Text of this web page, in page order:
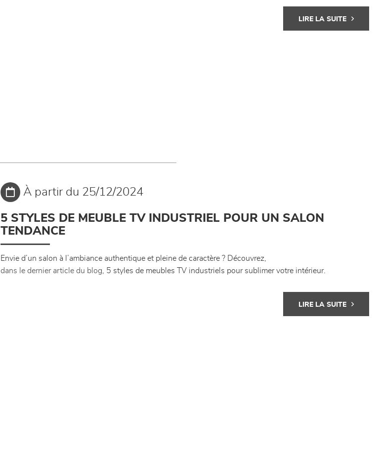
LIRE LA SUITE
À partir du 25/12/2024
5 STYLES DE MEUBLE TV INDUSTRIEL POUR UN SALON
TENDANCE
Envie d’un salon à l’ambiance authentique et pleine de caractère ? Découvrez,
dans le dernier article du blog , 5 styles de meubles TV industriels pour sublimer votre intérieur.
LIRE LA SUITE